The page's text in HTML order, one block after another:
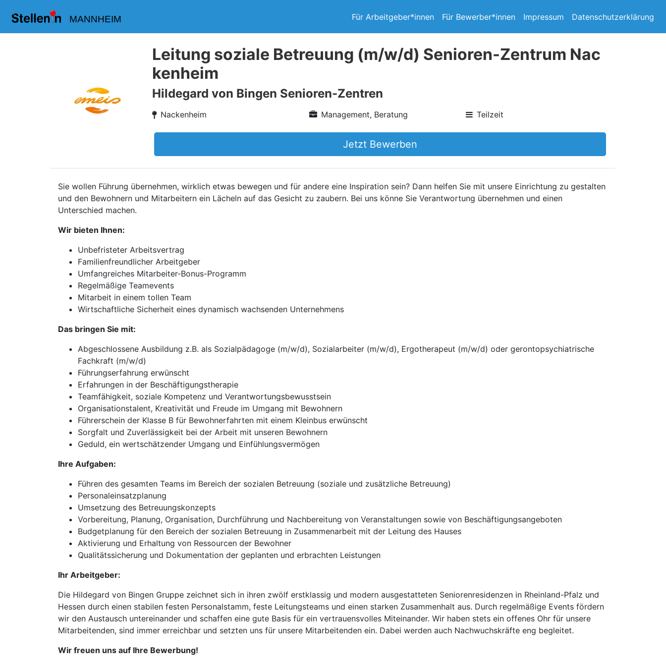
MANNHEIM Für Arbeitgeber*innen Für Bewerber*innen Impressum Datenschutzerklärung
Leitung soziale Betreuung (m/w/d) Senioren-Zentrum Nac
kenheim
Hildegard von Bingen Senioren-Zentren
Nackenheim Management, Beratung Teilzeit
Jetzt Bewerben
Sie wollen Führung übernehmen, wirklich etwas bewegen und für andere eine Inspiration sein? Dann helfen Sie mit unsere Einrichtung zu gestalten
und den Bewohnern und Mitarbeitern ein Lächeln auf das Gesicht zu zaubern. Bei uns könne Sie Verantwortung übernehmen und einen
Unterschied machen.
Wir bieten Ihnen:
Unbefristeter Arbeitsvertrag
Familienfreundlicher Arbeitgeber
Umfangreiches Mitarbeiter-Bonus-Programm
Regelmäßige Teamevents
Mitarbeit in einem tollen Team
Wirtschaftliche Sicherheit eines dynamisch wachsenden Unternehmens
Das bringen Sie mit:
Abgeschlossene Ausbildung z.B. als Sozialpädagoge (m/w/d), Sozialarbeiter (m/w/d), Ergotherapeut (m/w/d) oder gerontopsychiatrische
Fachkraft (m/w/d)
Führungserfahrung erwünscht
Erfahrungen in der Beschäftigungstherapie
Teamfähigkeit, soziale Kompetenz und Verantwortungsbewusstsein
Organisationstalent, Kreativität und Freude im Umgang mit Bewohnern
Führerschein der Klasse B für Bewohnerfahrten mit einem Kleinbus erwünscht
Sorgfalt und Zuverlässigkeit bei der Arbeit mit unseren Bewohnern
Geduld, ein wertschätzender Umgang und Einfühlungsvermögen
Ihre Aufgaben:
Führen des gesamten Teams im Bereich der sozialen Betreuung (soziale und zusätzliche Betreuung)
Personaleinsatzplanung
Umsetzung des Betreuungskonzepts
Vorbereitung, Planung, Organisation, Durchführung und Nachbereitung von Veranstaltungen sowie von Beschäftigungsangeboten
Budgetplanung für den Bereich der sozialen Betreuung in Zusammenarbeit mit der Leitung des Hauses
Aktivierung und Erhaltung von Ressourcen der Bewohner
Qualitätssicherung und Dokumentation der geplanten und erbrachten Leistungen
Ihr Arbeitgeber:
Die Hildegard von Bingen Gruppe zeichnet sich in ihren zwölf erstklassig und modern ausgestatteten Seniorenresidenzen in Rheinland-Pfalz und
Hessen durch einen stabilen festen Personalstamm, feste Leitungsteams und einen starken Zusammenhalt aus. Durch regelmäßige Events fördern
wir den Austausch untereinander und schaffen eine gute Basis für ein vertrauensvolles Miteinander. Wir haben stets ein offenes Ohr für unsere
Mitarbeitenden, sind immer erreichbar und setzten uns für unsere Mitarbeitenden ein. Dabei werden auch Nachwuchskräfte eng begleitet.
Wir freuen uns auf Ihre Bewerbung!